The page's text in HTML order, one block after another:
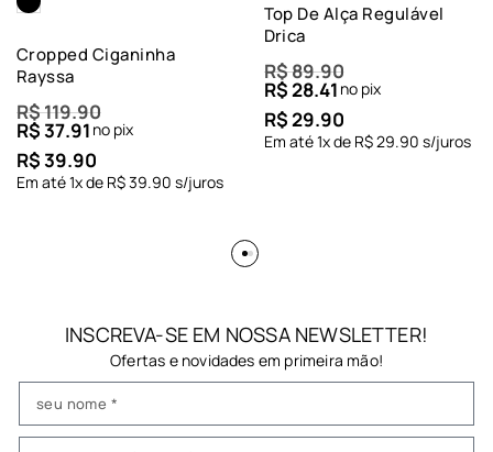
Cropped Ciganinha
Rayssa
R$119.90
R$37.91 no pix
R$39.90
Em até1x de R$39.90 s/juros
Top De Alça Regulável
Drica
R$89.90
R$28.41 no pix
R$29.90
Em até1x de R$29.90 s/juros
INSCREVA-SE EM NOSSA NEWSLETTER!
Ofertas e novidades em primeira mão!